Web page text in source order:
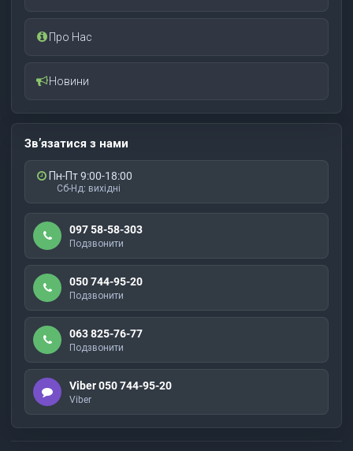
Про Нас
Новини
Зв’язатися з нами
Пн-Пт 9:00-18:00
Сб-Нд: вихідні
097 58-58-303
Подзвонити
050 744-95-20
Подзвонити
063 825-76-77
Подзвонити
Viber 050 744-95-20
Viber